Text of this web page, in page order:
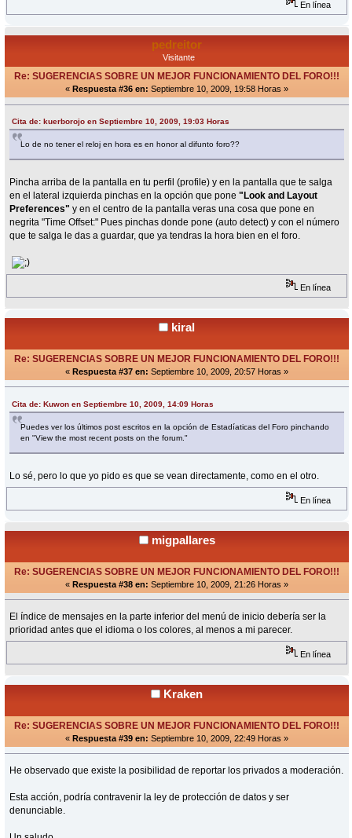
En línea
pedreitor
Visitante
Re: SUGERENCIAS SOBRE UN MEJOR FUNCIONAMIENTO DEL FORO!!!
« Respuesta #36 en: Septiembre 10, 2009, 19:58 Horas »
Cita de: kuerborojo en Septiembre 10, 2009, 19:03 Horas
Lo de no tener el reloj en hora es en honor al difunto foro??
Pincha arriba de la pantalla en tu perfil (profile) y en la pantalla que te salga
en el lateral izquierda pinchas en la opción que pone"Look and Layout
Preferences" y en el centro de la pantalla veras una cosa que pone en
negrita "Time Offset:" Pues pinchas donde pone (auto detect) y con el número
que te salga le das a guardar, que ya tendras la hora bien en el foro.
En línea
kiral
Re: SUGERENCIAS SOBRE UN MEJOR FUNCIONAMIENTO DEL FORO!!!
« Respuesta #37 en: Septiembre 10, 2009, 20:57 Horas »
Cita de: Kuwon en Septiembre 10, 2009, 14:09 Horas
Puedes ver los últimos post escritos en la opción de Estadíaticas del Foro pinchando
en "View the most recent posts on the forum."
Lo sé, pero lo que yo pido es que se vean directamente, como en el otro.
En línea
migpallares
Re: SUGERENCIAS SOBRE UN MEJOR FUNCIONAMIENTO DEL FORO!!!
« Respuesta #38 en: Septiembre 10, 2009, 21:26 Horas »
El índice de mensajes en la parte inferior del menú de inicio debería ser la
prioridad antes que el idioma o los colores, al menos a mi parecer.
En línea
Kraken
Re: SUGERENCIAS SOBRE UN MEJOR FUNCIONAMIENTO DEL FORO!!!
« Respuesta #39 en: Septiembre 10, 2009, 22:49 Horas »
He observado que existe la posibilidad de reportar los privados a moderación.
Esta acción, podría contravenir la ley de protección de datos y ser
denunciable.